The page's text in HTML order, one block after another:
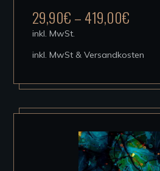
Die
auf
der
29,90€–419,00€
inkl. MwSt.
inkl. MwSt & Versandkosten